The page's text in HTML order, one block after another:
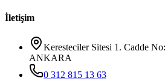
İletişim
Keresteciler Sitesi 1. Cadde
ANKARA
0 312 815 13 63